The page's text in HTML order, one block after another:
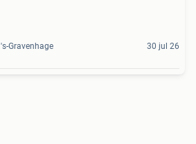
's-Gravenhage 30 jul 26